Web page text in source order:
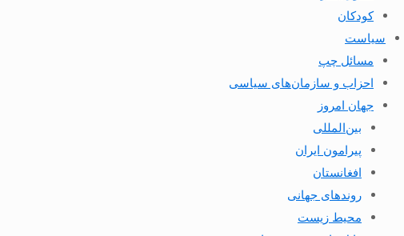
کودکان
سیاست
مسائل چپ
احزاب و سازمان‌های سیاسی
جهان امروز
بین‌المللی
پیرامون ایران
افغانستان
روندهای جهانی
محیط زیست